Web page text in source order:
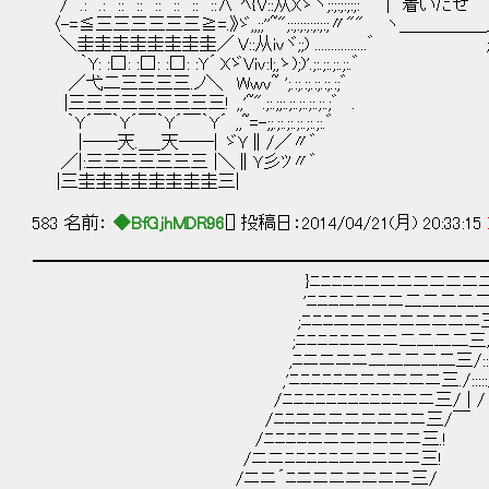
/ .: .: :: :: :: :: :: ::∧ ﾍ{V::从Xゞヾ;:;:;:;:;:` | 着いたぜ
〈-=≦三三三三三三≧=.》ゞ,,;;''~";:;:;:;:;:;:;〃"" ヽ＿＿＿＿
＼圭圭圭圭圭圭圭圭／ V::从ivヾ;;) ................゛
｀Y: :□: :□: :□: :Y´ XゞViv:l;,ゝ);)'.;:.;:.;:.;:.゛
／弋二三三三三.ノ＼ Wｗｖ~ ';.:;.:;.:;.:;.:;゛
|三三三三三三三三三! ,,'~".;:.;;:.;:.;:.;:.;:.;゛ .
｀Y´￣｀Y´￣｀Y´￣｀Y´ ,,~=-;;.;:.;:.;:.;:.;:.゛ ヽ
|――天.＿_天――| ゞＹ∥/／〃゛ ヽ
／|:三三三三三三三 |＼∥Ｙ彡ﾂ〃゛ ヽ
|三圭圭圭圭圭圭圭圭三| |三
583 名前： ◆BfGjhMDR96 [] 投稿日：2014/04/21(月) 20:33:15
}ﾆﾆﾆﾆﾆニニニニニニニニ
'ﾆﾆﾆニニニニ二二二二二
;ﾆﾆﾆニニニニニニニニニ
;ﾆﾆﾆﾆﾆニニニ二二二二
,ﾆニニニニ二二二二二三/::::/
,'ﾆﾆﾆﾆﾆニニニニニニ三./:::::/
/ﾆﾆﾆﾆﾆﾆﾆﾆﾆﾆﾆニニ三/
/ﾆﾆニニニニニニニ
/ﾆﾆﾆﾆニニニニニ
/ニニﾆﾆﾆﾆﾆニニニニニ三!
/ニニ´ﾆニニニニニニニ三/